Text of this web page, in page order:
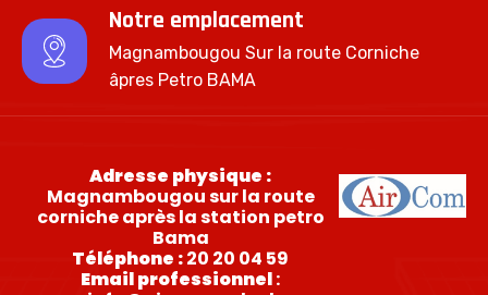
Notre emplacement
Magnambougou Sur la route Corniche
âpres Petro BAMA
Adresse physique :
Magnambougou sur la route
corniche après la station petro
Bama
Téléphone :20 20 04 59
Email professionnel: